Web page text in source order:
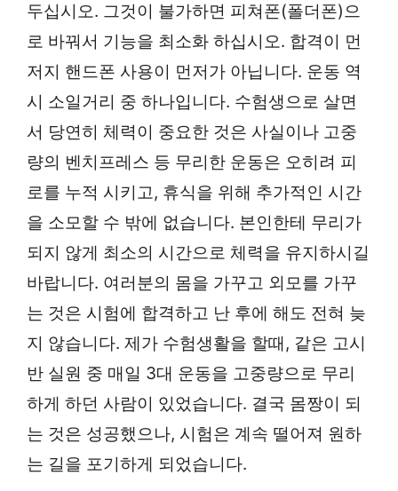
두십시오. 그것이 불가하면 피쳐폰(폴더폰)으
로 바꿔서 기능을 최소화 하십시오. 합격이 먼
저지 핸드폰 사용이 먼저가 아닙니다. 운동 역
시 소일거리 중 하나입니다. 수험생으로 살면
서 당연히 체력이 중요한 것은 사실이나 고중
량의 벤치프레스 등 무리한 운동은 오히려 피
로를 누적 시키고, 휴식을 위해 추가적인 시간
을 소모할 수 밖에 없습니다. 본인한테 무리가
되지 않게 최소의 시간으로 체력을 유지하시길
바랍니다. 여러분의 몸을 가꾸고 외모를 가꾸
는 것은 시험에 합격하고 난 후에 해도 전혀 늦
지 않습니다. 제가 수험생활을 할때, 같은 고시
반 실원 중 매일 3대 운동을 고중량으로 무리
하게 하던 사람이 있었습니다. 결국 몸짱이 되
는 것은 성공했으나, 시험은 계속 떨어져 원하
는 길을 포기하게 되었습니다.